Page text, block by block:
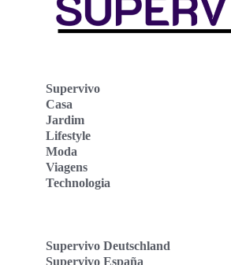
Supervivo
Casa
Jardim
Lifestyle
Moda
Viagens
Technologia
Supervivo Deutschland
Supervivo España